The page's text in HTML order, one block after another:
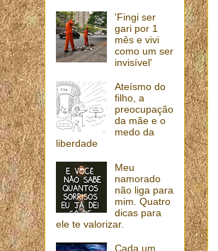
'Fingi ser
gari por 1
mês e vivi
como um ser
invisível'
Ateísmo do
filho, a
preocupação
da mãe e o
medo da
liberdade
Meu
namorado
não liga para
mim. Quatro
dicas para
ele te valorizar.
Cada um